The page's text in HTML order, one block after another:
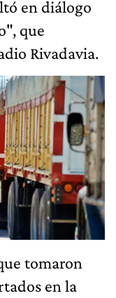
en diálogo
que
Rivadavia.
tomaron
en la